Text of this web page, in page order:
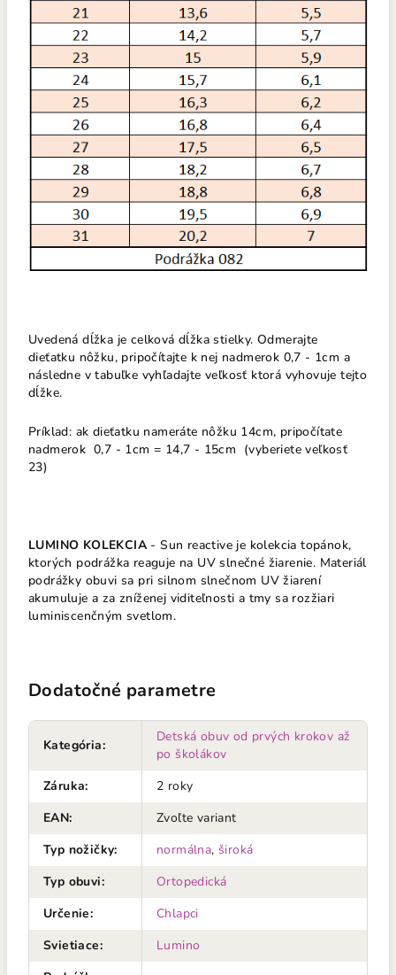
Uvedená dĺžka je celková dĺžka stielky. Odmerajte
dieťatku nôžku, pripočítajte k nej nadmerok 0,7 - 1cm a
následne v tabuľke vyhľadajte veľkosť ktorá vyhovuje tejto
dĺžke.
Príklad: ak dieťatku nameráte nôžku 14cm, pripočítate
nadmerok 0,7 - 1cm = 14,7 - 15cm (vyberiete veľkosť
23)
LUMINO KOLEKCIA - Sun reactive je kolekcia topánok,
ktorých podrážka reaguje na UV slnečné žiarenie. Materiál
podrážky obuvi sa pri silnom slnečnom UV žiarení
akumuluje a za zníženej viditeľnosti a tmy sa rozžiari
luminiscenčným svetlom.
Dodatočné parametre
Kategória:
Detská obuv od prvých krokov až
po školákov
Záruka:
2 roky
EAN:
Zvoľte variant
Typ nožičky: normálna, široká
Typ obuvi:
Ortopedická
Určenie:
Chlapci
Svietiace:
Lumino